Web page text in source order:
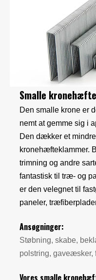
Smalle
Den smalle krone er
nemt at gemme sig i
Den dækker et
kronehæfteklammer.
trimning og andre
fantastisk til træ- og
er den velegnet til
paneler,
Ansøgninger:
Støbning, skabe,
polstring, gaveæsker,
Vores smalle